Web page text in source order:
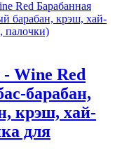
Wine Red
барабан,
крэш, хай-
для